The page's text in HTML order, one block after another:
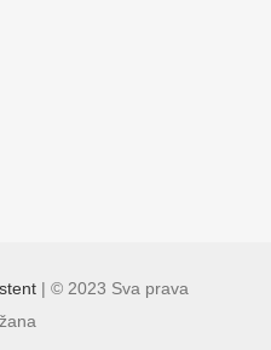
| © 2023 Sva prava